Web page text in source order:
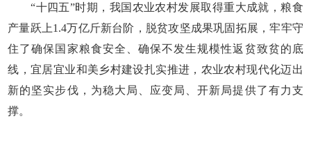
“十四五”时期，我国农业农村发展取得重大成就，粮食
产量跃上1.4万亿斤新台阶，脱贫攻坚成果巩固拓展，牢牢守
住了确保国家粮食安全、确保不发生规模性返贫致贫的底
线，宜居宜业和美乡村建设扎实推进，农业农村现代化迈出
新的坚实步伐，为稳大局、应变局、开新局提供了有力支
撑。